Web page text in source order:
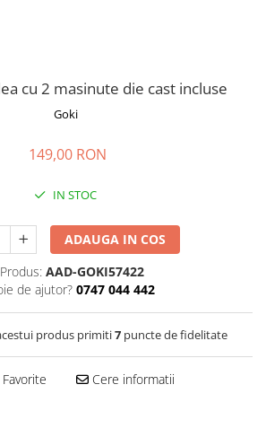
cu 2 masinute die cast incluse
Goki
149,00 RON
IN STOC
ADAUGA IN COS
AAD-GOKI57422
de ajutor? 0747 044 442
produs primiti7 puncte de fidelitate
Cere informatii